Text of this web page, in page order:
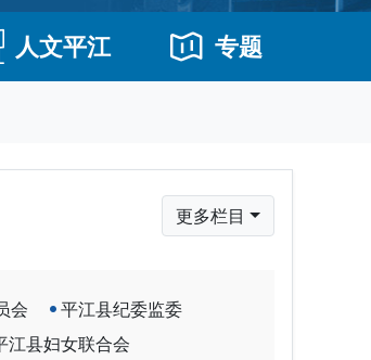
人文平江 专题
更多栏目
会
平江县纪委监委
江县妇女联合会